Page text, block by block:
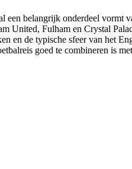
een belangrijk onderdeel vormt
United, Fulham en Crystal
en de typische sfeer van het
goed te combineren is